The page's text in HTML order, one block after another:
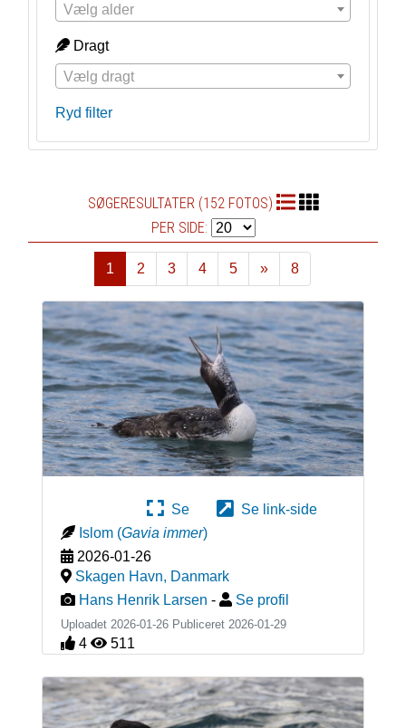
Vælg alder
Dragt
Vælg dragt
Ryd filter
SØGERESULTATER (152 FOTOS)
PER SIDE:
1 2 3 4 5
»
Næste
8
Se
Se link-side
Islom (Gavia immer)
2026-01-26
Skagen Havn, Danmark
Hans Henrik Larsen - Se profil
Uploadet 2026-01-26 Publiceret 2026-01-29
4 511